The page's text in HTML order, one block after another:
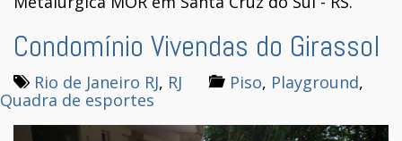
Condomínio Vivendas do Girassol
Rio de Janeiro RJ, RJ Piso, Playground,
Quadra de esportes